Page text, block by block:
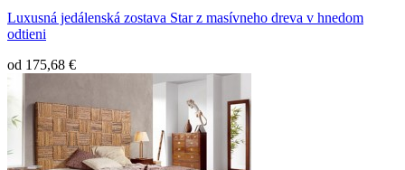
Luxusná jedálenská zostava Star z masívneho dreva v hnedom
odtieni
od 175,68 €